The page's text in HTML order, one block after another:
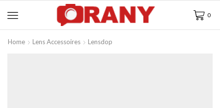
0
Home Lens Accessoires Lensdop